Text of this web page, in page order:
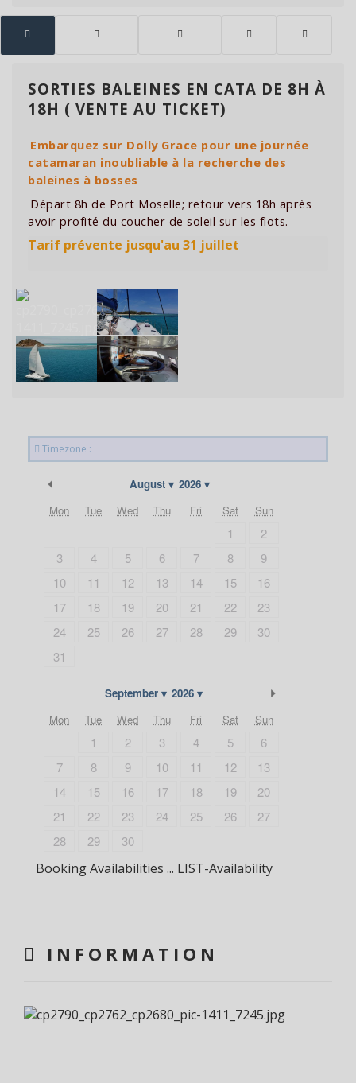
SORTIES BALEINES EN CATA DE 8H À
18H ( VENTE AU TICKET)
Embarquez sur Dolly Grace pour une journée
catamaran inoubliable à la recherche des
baleines à bosses
Départ 8h de Port Moselle; retour vers 18h après
avoir profité du coucher de soleil sur les flots.
Timezone :
August 2026
Previous Month
Mon Tue Wed Thu Fri Sat Sun
1
2
3
4 5 6 7 8
9
10
11 12 13 14 15
16
17
18 19 20 21 22
23
24
25 26 27 28 29
30
31
September 2026
Mon Tue Wed Thu Fri Sat Sun
1 2 3 4 5
6
7
8 9 10 11 12
13
14
15 16 17 18 19
20
21
22 23 24 25 26
27
28
29 30
Booking Availabilities ... LIST-Availability
INFORMATION